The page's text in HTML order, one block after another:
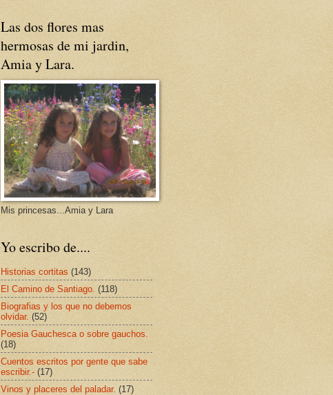
Las dos flores mas
hermosas de mi jardin,
Amia y Lara.
Mis princesas...Amia y Lara
Yo escribo de....
Historias cortitas (143)
El Camino de Santiago. (118)
Biografias y los que no debemos
olvidar. (52)
Poesia Gauchesca o sobre gauchos.
(18)
Cuentos escritos por gente que sabe
escribir.- (17)
Vinos y placeres del paladar. (17)